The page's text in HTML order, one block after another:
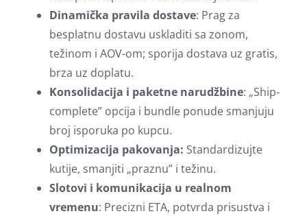
Dinamička pravila dostave: Prag za
besplatnu dostavu uskladiti sa zonom,
težinom i AOV-om; sporija dostava uz gratis,
brza uz doplatu.
Konsolidacija i paketne narudžbine: „Ship-
complete” opcija i bundle ponude smanjuju
broj isporuka po kupcu.
Optimizacija pakovanja: Standardizujte
kutije, smanjiti „praznu” i težinu.
Slotovi i komunikacija u realnom
vremenu: Precizni ETA, potvrda prisustva i